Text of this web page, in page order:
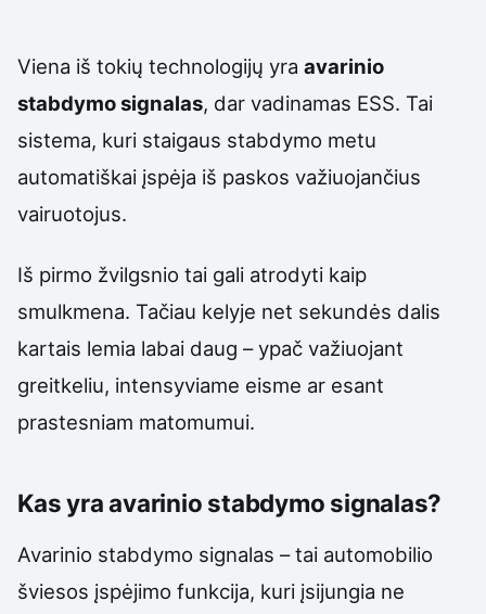
Viena iš tokių technologijų yra avarinio
stabdymo signalas, dar vadinamas ESS. Tai
sistema, kuri staigaus stabdymo metu
automatiškai įspėja iš paskos važiuojančius
vairuotojus.
Iš pirmo žvilgsnio tai gali atrodyti kaip
smulkmena. Tačiau kelyje net sekundės dalis
kartais lemia labai daug – ypač važiuojant
greitkeliu, intensyviame eisme ar esant
prastesniam matomumui.
Kas yra avarinio stabdymo signalas?
Avarinio stabdymo signalas – tai automobilio
šviesos įspėjimo funkcija, kuri įsijungia ne